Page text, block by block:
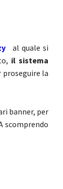
al quale si
il sistema
la
banner, per
scomprendo